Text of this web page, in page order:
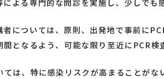
よる専門的な問診を実施し、少しでも
については、原則、出発地で事前に
となるよう、可能な限り至近にPCR検
は、特に感染リスクが高まることがな